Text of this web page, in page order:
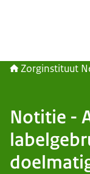
Zorginstituut
Notitie -